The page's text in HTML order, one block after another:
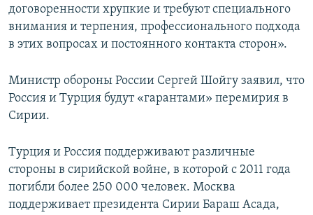
договоренности хрупкие и требуют специального
внимания и терпения, профессионального подхода
в этих вопросах и постоянного контакта сторон».
Министр обороны России Сергей Шойгу заявил, что
Россия и Турция будут «гарантами» перемирия в
Сирии.
Турция и Россия поддерживают различные
стороны в сирийской войне, в которой с 2011 года
погибли более 250 000 человек. Москва
поддерживает президента Сирии Бараш Асада,